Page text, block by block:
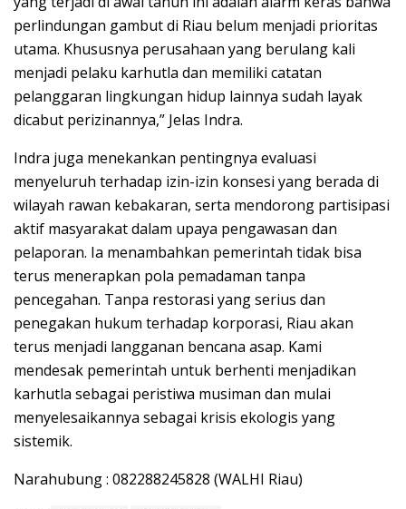
perlindungan gambut di Riau belum menjadi prioritas
utama. Khususnya perusahaan yang berulang kali
menjadi pelaku karhutla dan memiliki catatan
pelanggaran lingkungan hidup lainnya sudah layak
dicabut perizinannya,” Jelas Indra.
Indra juga menekankan pentingnya evaluasi
menyeluruh terhadap izin-izin konsesi yang berada di
wilayah rawan kebakaran, serta mendorong partisipasi
aktif masyarakat dalam upaya pengawasan dan
pelaporan. Ia menambahkan pemerintah tidak bisa
terus menerapkan pola pemadaman tanpa
pencegahan. Tanpa restorasi yang serius dan
penegakan hukum terhadap korporasi, Riau akan
terus menjadi langganan bencana asap. Kami
mendesak pemerintah untuk berhenti menjadikan
karhutla sebagai peristiwa musiman dan mulai
menyelesaikannya sebagai krisis ekologis yang
sistemik.
Narahubung : 082288245828 (WALHI Riau)